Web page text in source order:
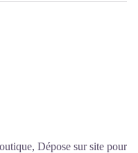
Dépose sur site pour